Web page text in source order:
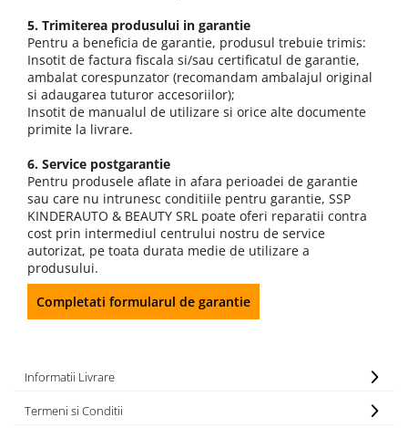
5. Trimiterea produsului in garantie
Pentru a beneficia de garantie, produsul trebuie trimis:
Insotit de factura fiscala si/sau certificatul de garantie,
ambalat corespunzator (recomandam ambalajul original
si adaugarea tuturor accesoriilor);
Insotit de manualul de utilizare si orice alte documente
primite la livrare.
6. Service postgarantie
Pentru produsele aflate in afara perioadei de garantie
sau care nu intrunesc conditiile pentru garantie, SSP
KINDERAUTO & BEAUTY SRL poate oferi reparatii contra
cost prin intermediul centrului nostru de service
autorizat, pe toata durata medie de utilizare a
produsului.
Completati formularul de garantie
Informatii Livrare
Termeni si Conditii